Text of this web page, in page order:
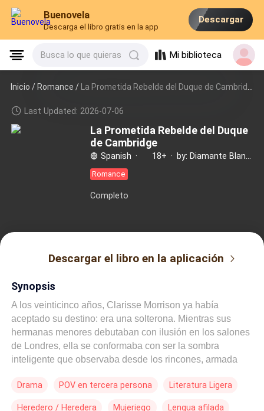
Buenovela
Descarga el libro gratis en la app
Descargar
Busca lo que quieras Mi biblioteca
Inicio /Romance / La Prometida Rebelde del Duque de Cambridge
Last Updated: 2026-07-06
La Prometida Rebelde del Duque
de Cambridge
Spanish · 18+ ·
Romance
Completo
Descargar el libro en la aplicación
Synopsis
A los veinticinco años, Clarisse Morrison ya había
aceptado su destino: era una solterona. Mientras sus
hermanas menores debutaban con ilusión en los salones
de Londres, ella se conformaba con ser la sombra
inteligente que observaba desde los rincones, armada
No buscaba un marido y, ciertamente, no deseaba
Drama POV en tercera persona Literatura Ligera
Heredero / Heredera Mujeriego Lengua afilada